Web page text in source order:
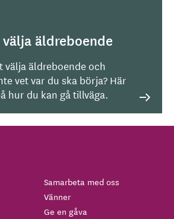
äldreboende
välja äldreboende och
vet var du ska börja? Här
hur du kan gå tillväga.
Samarbeta med oss
Vänner
Ge en gåva